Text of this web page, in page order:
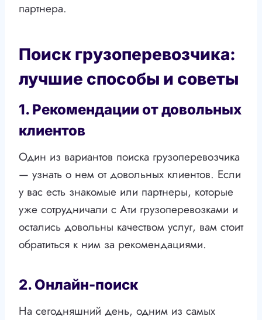
партнера.
Поиск грузоперевозчика:
лучшие способы и советы
1. Рекомендации от довольных
клиентов
Один из вариантов поиска грузоперевозчика
— узнать о нем от довольных клиентов. Если
у вас есть знакомые или партнеры, которые
уже сотрудничали с Ати грузоперевозками и
остались довольны качеством услуг, вам стоит
обратиться к ним за рекомендациями.
2. Онлайн-поиск
На сегодняшний день, одним из самых